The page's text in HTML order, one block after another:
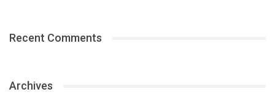
Recent Comments
Archives